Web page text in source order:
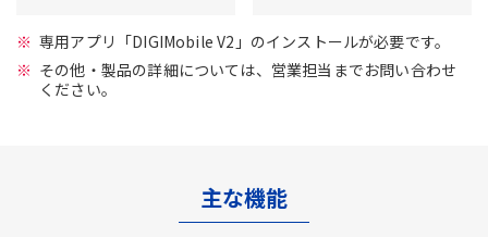
専用アプリ「DIGIMobile V2」のインストールが必要です。
その他・製品の詳細については、営業担当までお問い合わせ
ください。
主な機能